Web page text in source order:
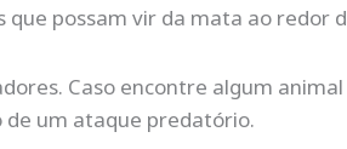
possam vir da mata ao redor
Caso encontre algum
um ataque predatório.